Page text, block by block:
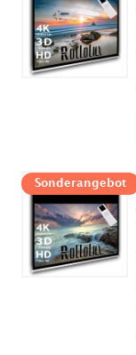
Sonderangebot